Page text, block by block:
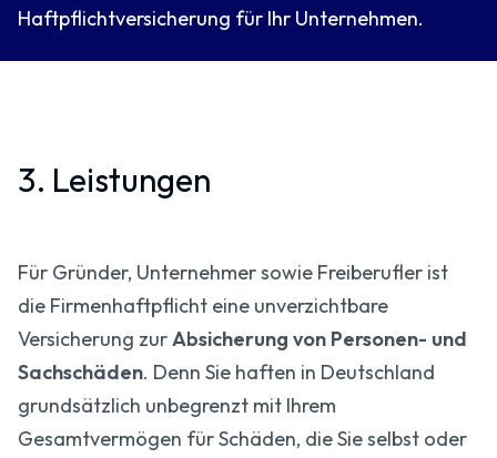
Haftpflicht­versicherung für Ihr Unternehmen.
3. Leistungen
Für Gründer, Unternehmer sowie Freiberufler ist
die Firmenhaftpflicht eine unverzichtbare
Versicherung zurAbsicherung von Personen- und
Sachschäden. Denn Sie haften in Deutschland
grundsätzlich unbegrenzt mit Ihrem
Gesamtvermögen für Schäden, die Sie selbst oder